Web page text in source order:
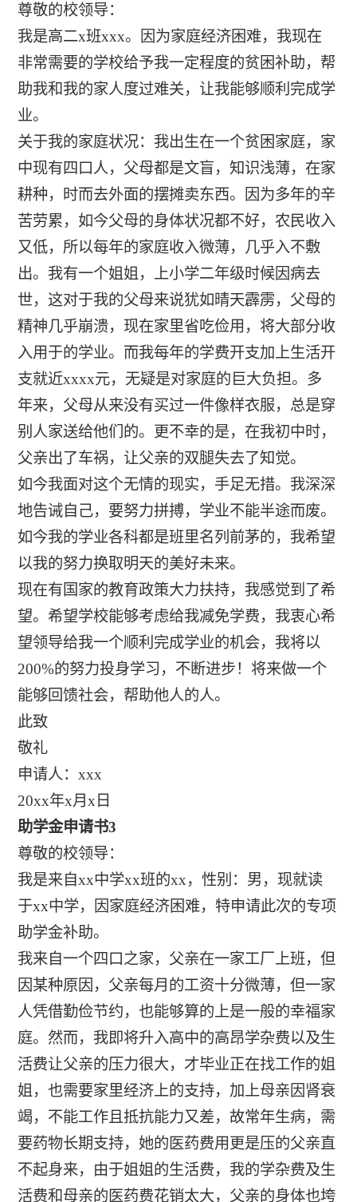
尊敬的校领导：
我是高二x班xxx。因为家庭经济困难，我现在
非常需要的学校给予我一定程度的贫困补助，帮
助我和我的家人度过难关，让我能够顺利完成学
业。
关于我的家庭状况：我出生在一个贫困家庭，家
中现有四口人，父母都是文盲，知识浅薄，在家
耕种，时而去外面的摆摊卖东西。因为多年的辛
苦劳累，如今父母的身体状况都不好，农民收入
又低，所以每年的家庭收入微薄，几乎入不敷
出。我有一个姐姐，上小学二年级时候因病去
世，这对于我的父母来说犹如晴天霹雳，父母的
精神几乎崩溃，现在家里省吃俭用，将大部分收
入用于的学业。而我每年的学费开支加上生活开
支就近xxxx元，无疑是对家庭的巨大负担。多
年来，父母从来没有买过一件像样衣服，总是穿
别人家送给他们的。更不幸的是，在我初中时，
父亲出了车祸，让父亲的双腿失去了知觉。
如今我面对这个无情的现实，手足无措。我深深
地告诫自己，要努力拼搏，学业不能半途而废。
如今我的学业各科都是班里名列前茅的，我希望
以我的努力换取明天的美好未来。
现在有国家的教育政策大力扶持，我感觉到了希
望。希望学校能够考虑给我减免学费，我衷心希
望领导给我一个顺利完成学业的机会，我将以
200%的努力投身学习，不断进步！将来做一个
能够回馈社会，帮助他人的人。
此致
敬礼
申请人：xxx
20xx年x月x日
助学金申请书3
尊敬的校领导：
我是来自xx中学xx班的xx，性别：男，现就读
于xx中学，因家庭经济困难，特申请此次的专项
助学金补助。
我来自一个四口之家，父亲在一家工厂上班，但
因某种原因，父亲每月的工资十分微薄，但一家
人凭借勤俭节约，也能够算的上是一般的幸福家
庭。然而，我即将升入高中的高昂学杂费以及生
活费让父亲的压力很大，才毕业正在找工作的姐
姐，也需要家里经济上的支持，加上母亲因肾衰
竭，不能工作且抵抗能力又差，故常年生病，需
要药物长期支持，她的医药费用更是压的父亲直
不起身来，由于姐姐的生活费，我的学杂费及生
活费和母亲的医药费花销太大，父亲的身体也垮